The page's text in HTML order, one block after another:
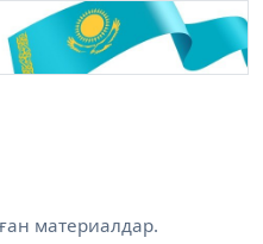
материалдар.